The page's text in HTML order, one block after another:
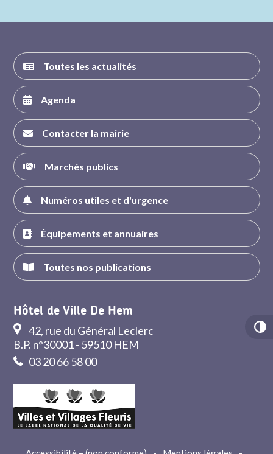
Toutes les actualités
Agenda
Contacter la mairie
Marchés publics
Numéros utiles et d'urgence
Équipements et annuaires
Toutes nos publications
Hôtel de Ville De Hem
42, rue du Général Leclerc
B.P. n°30001 - 59510 HEM
03 20 66 58 00